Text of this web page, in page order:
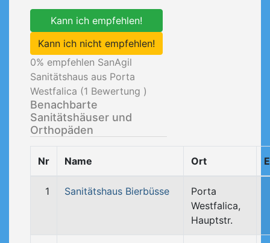
Kann ich empfehlen!
Kann ich nicht empfehlen!
0% empfehlen SanAgil
Sanitätshaus aus Porta
Westfalica (1 Bewertung )
Benachbarte
Sanitätshäuser und
Orthopäden
Nr Name Ort
1 Sanitätshaus Bierbüsse
Porta
Westfalica,
Hauptstr.